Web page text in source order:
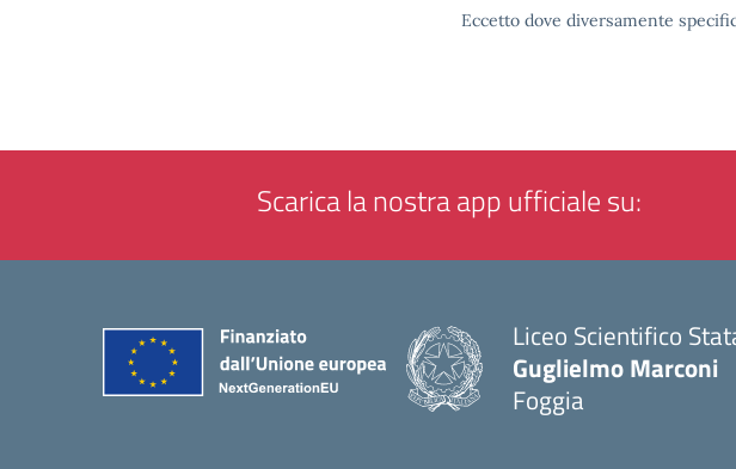
Eccetto dove diversamente
Scarica la nostra app ufficiale su:
Liceo Scientifico
Guglielmo Marconi
Foggia